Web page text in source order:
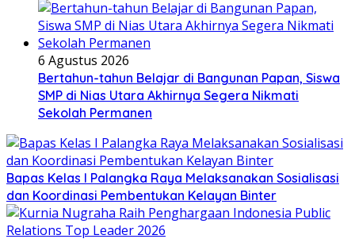
6 Agustus 2026
Bertahun-tahun Belajar di Bangunan Papan, Siswa
SMP di Nias Utara Akhirnya Segera Nikmati
Sekolah Permanen
Bapas Kelas I Palangka Raya Melaksanakan Sosialisasi
dan Koordinasi Pembentukan Kelayan Binter